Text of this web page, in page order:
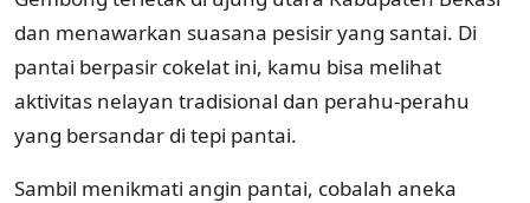
dan menawarkan suasana pesisir yang santai. Di
pantai berpasir cokelat ini, kamu bisa melihat
aktivitas nelayan tradisional dan perahu-perahu
yang bersandar di tepi pantai.
Sambil menikmati angin pantai, cobalah aneka